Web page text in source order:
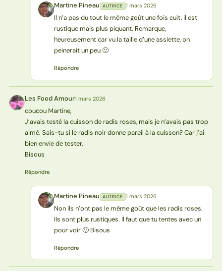
MP Martine Pineau AUTRICE 1 mars 2026
Il n’a pas du tout le même goût une fois cuit, il est
rustique mais plus piquant. Remarque,
heureusement car vu la taille d’une assiette, on
peinerait un peu 🙂
Répondre
LA Les Food Amour1 mars 2026
coucou Martine,
J’avais testé la cuisson de radis roses, mais je n’avais pas trop
aimé. Sais-tu si le radis noir donne pareil à la cuisson? Car j’ai
bien envie de tester.
Bisous
Répondre
MP Martine Pineau AUTRICE 1 mars 2026
Non ils n’ont pas le même goût que les radis roses.
Ils sont plus rustiques. Il faut que tu tentes avec un
pour voir 🙂 Bisous
Répondre